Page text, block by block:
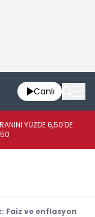
Canlı
YÜZDE 6,50'DE
Faiz ve enflasyon